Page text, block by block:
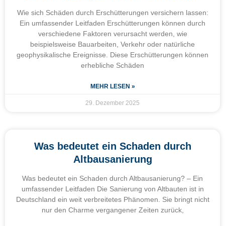
Wie sich Schäden durch Erschütterungen versichern lassen:
Ein umfassender Leitfaden Erschütterungen können durch
verschiedene Faktoren verursacht werden, wie
beispielsweise Bauarbeiten, Verkehr oder natürliche
geophysikalische Ereignisse. Diese Erschütterungen können
erhebliche Schäden
MEHR LESEN »
29. Dezember 2025
Was bedeutet ein Schaden durch
Altbausanierung
Was bedeutet ein Schaden durch Altbausanierung? – Ein
umfassender Leitfaden Die Sanierung von Altbauten ist in
Deutschland ein weit verbreitetes Phänomen. Sie bringt nicht
nur den Charme vergangener Zeiten zurück,